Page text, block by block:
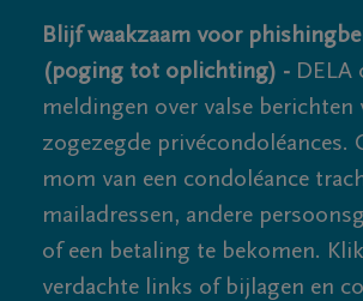
Blijf waakzaam voor
(poging tot oplichting) - DELA
meldingen over valse berichten
zogezegde privécondoléances.
mom van een condoléance
mailadressen, andere
of een betaling te bekomen.
verdachte links of bijlagen en